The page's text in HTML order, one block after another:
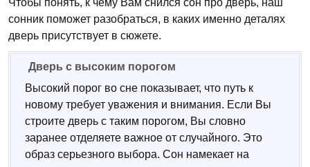
Чтобы понять, к чему Вам снился сон про дверь, наш
сонник поможет разобраться, в каких именно деталях
дверь присутствует в сюжете.
Дверь с высоким порогом
Высокий порог во сне показывает, что путь к
новому требует уважения и внимания. Если Вы
строите дверь с таким порогом, Вы словно
заранее отделяете важное от случайного. Это
образ серьезного выбора. Сон намекает на